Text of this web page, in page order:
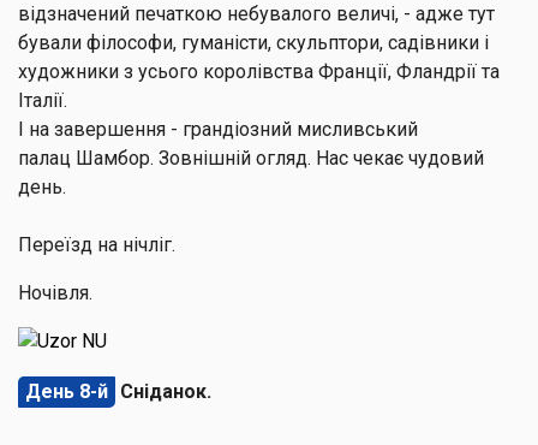
відзначений печаткою небувалого величі, - адже тут
бували філософи, гуманісти, скульптори, садівники і
художники з усього королівства Франції, Фландрії та
Італії.
І на завершення - грандіозний мисливський
палац Шамбор. Зовнішній огляд. Нас чекає чудовий
день.
Переїзд на нічліг.
Ночівля.
День 8-й Сніданок.